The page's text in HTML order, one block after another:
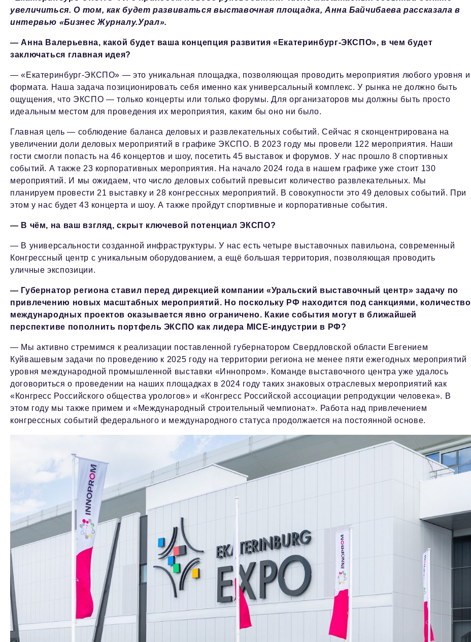
увеличиться. О том, как будет развиваться выставочная площадка, Анна Байчибаева рассказала в
интервью «Бизнес Журналу.Урал».
— Анна Валерьевна, какой будет ваша концепция развития «Екатеринбург-ЭКСПО», в чем будет
заключаться главная идея?
— «Екатеринбург-ЭКСПО» — это уникальная площадка, позволяющая проводить мероприятия любого уровня и
формата. Наша задача позиционировать себя именно как универсальный комплекс. У рынка не должно быть
ощущения, что ЭКСПО — только концерты или только форумы. Для организаторов мы должны быть просто
идеальным местом для проведения их мероприятия, каким бы оно ни было.
Главная цель — соблюдение баланса деловых и развлекательных событий. Сейчас я сконцентрирована на
увеличении доли деловых мероприятий в графике ЭКСПО. В 2023 году мы провели 122 мероприятия. Наши
гости смогли попасть на 46 концертов и шоу, посетить 45 выставок и форумов. У нас прошло 8 спортивных
событий. А также 23 корпоративных мероприятия. На начало 2024 года в нашем графике уже стоит 130
мероприятий. И мы ожидаем, что число деловых событий превысит количество развлекательных. Мы
планируем провести 21 выставку и 28 конгрессных мероприятий. В совокупности это 49 деловых событий. При
этом у нас будет 43 концерта и шоу. А также пройдут спортивные и корпоративные события.
— В чём, на ваш взгляд, скрыт ключевой потенциал ЭКСПО?
— В универсальности созданной инфраструктуры. У нас есть четыре выставочных павильона, современный
Конгрессный центр с уникальным оборудованием, а ещё большая территория, позволяющая проводить
уличные экспозиции.
— Губернатор региона ставил перед дирекцией компании «Уральский выставочный центр» задачу по
привлечению новых масштабных мероприятий. Но поскольку РФ находится под санкциями, количество
международных проектов оказывается явно ограничено. Какие события могут в ближайшей
перспективе пополнить портфель ЭКСПО как лидера MICE-индустрии в РФ?
— Мы активно стремимся к реализации поставленной губернатором Свердловской области Евгением
Куйвашевым задачи по проведению к 2025 году на территории региона не менее пяти ежегодных мероприятий
уровня международной промышленной выставки «Иннопром». Команде выставочного центра уже удалось
договориться о проведении на наших площадках в 2024 году таких знаковых отраслевых мероприятий как
«Конгресс Российского общества урологов» и «Конгресс Российской ассоциации репродукции человека». В
этом году мы также примем и «Международный строительный чемпионат». Работа над привлечением
конгрессных событий федерального и международного статуса продолжается на постоянной основе.